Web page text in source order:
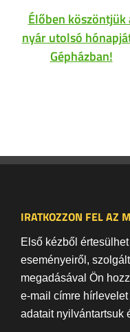
Élőben köszöntjük
nyár utolsó
Gépházban!
IRATKOZZON FEL AZ
Első kézből
eseményeiről,
megadásával Ön
e-mail címre
adatait nyilvántartsuk